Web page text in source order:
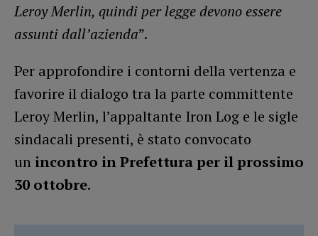
Leroy Merlin, quindi per legge devono essere
assunti dall’azienda”.
Per approfondire i contorni della vertenza e
favorire il dialogo tra la parte committente
Leroy Merlin, l’appaltante Iron Log e le sigle
sindacali presenti, è stato convocato
un incontro in Prefettura per il prossimo
30 ottobre.